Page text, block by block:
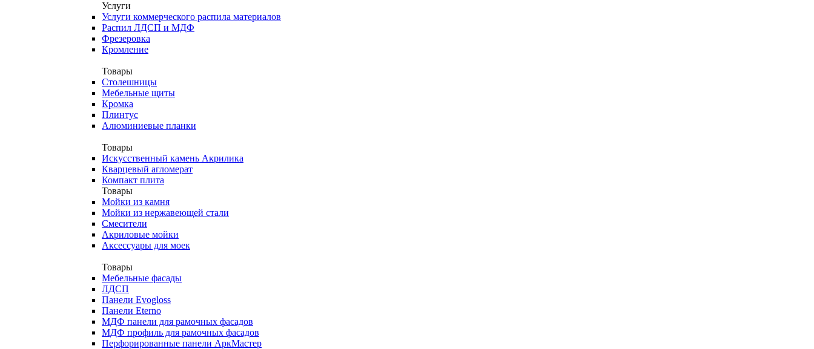
Услуги
Услуги коммерческого распила материалов
Распил ЛДСП и МДФ
Фрезеровка
Кромление
Товары
Столешницы
Мебельные щиты
Кромка
Плинтус
Алюминиевые планки
Товары
Искусственный камень Акрилика
Кварцевый агломерат
Компакт плита
Товары
Мойки из камня
Мойки из нержавеющей стали
Смесители
Акриловые мойки
Аксессуары для моек
Товары
Мебельные фасады
ЛДСП
Панели Evogloss
Панели Eterno
МДФ панели для рамочных фасадов
МДФ профиль для рамочных фасадов
Перфорированные панели АркМастер